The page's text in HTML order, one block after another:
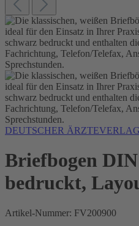
DEUTSCHER ÄRZTEVERLAG
Briefbogen
bedruckt,
Artikel-Nummer: FV200900